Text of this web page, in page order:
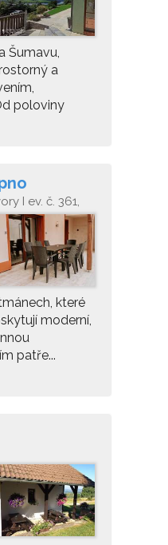
Šumavu,
a
poloviny
I ev. č. 361,
které
moderní,
patře...